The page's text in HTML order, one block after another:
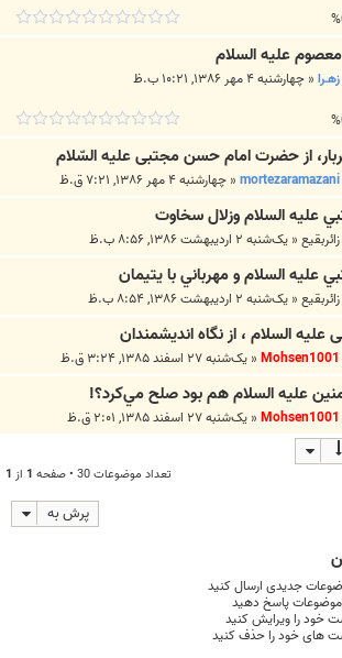
علیه السلام
زهـرا « چهارشنبه ۴ مهر ۱۳۸۶, ۱۰:۲۱ ب.ظ
از حضرت امام حسن مجتبى عليه السّلام
mortezaramazani
« چهارشنبه ۴ مهر ۱۳۸۶, ۷:۲۱ ق.ظ
عليه السلام وزلال سخاوت
زائربقيع « یک‌شنبه ۲ اردیبهشت ۱۳۸۶, ۸:۵۶ ب.ظ
السلام و مهرباني با يتيمان
زائربقيع « یک‌شنبه ۲ اردیبهشت ۱۳۸۶, ۸:۵۴ ب.ظ
السلام ، از نگاه انديشمندان
Mohsen1001
« یک‌شنبه ۲۷ اسفند ۱۳۸۵, ۳:۲۴ ق.ظ
علیه السلام هم بود صلح مي‌كرد؟!
Mohsen1001
« یک‌شنبه ۲۷ اسفند ۱۳۸۵, ۲:۰۱ ق.ظ
تعداد موضوعات 30 • صفحه 1 از 1
پرش به
جدیدی ارسال کنید
پاسخ دهید
خود را ویرایش کنید
های خود را حذف کنید